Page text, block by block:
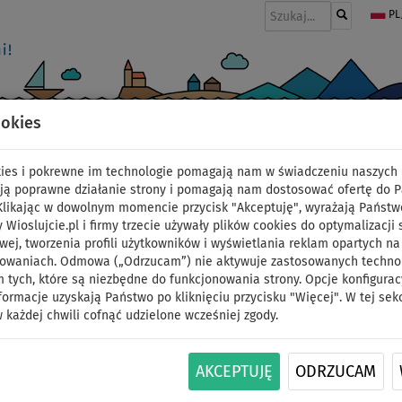
i pokrewne im technologie pomagają nam w świadczeniu naszych
poprawne działanie strony i pomagają nam dostosować ofertę do
w dowolnym momencie przycisk "Akceptuję", wyrażają
Wioslujcie.pl i firmy trzecie używały plików cookies do optymalizacji
tworzenia profili użytkowników i wyświetlania reklam opartych na
Odmowa („Odrzucam”) nie aktywuje zastosowanych
tych, które są niezbędne do funkcjonowania strony. Opcje
uzyskają Państwo po kliknięciu przycisku "Więcej". W tej
każdej chwili cofnąć udzielone wcześniej zgody.
AKCEPTUJĘ ODRZUCAM
Deska SUP SKIFFO
pompowany
podstawowy
NASZ
WIOSŁO W
ZESTAWIE
OPCJA
DARMOWA